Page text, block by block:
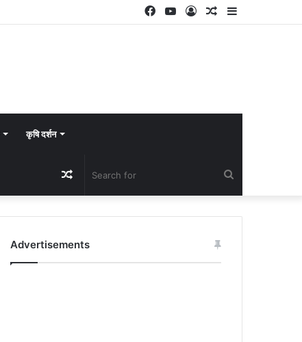
Sidebar
Random
Log
YouTube
Facebook
कृषि दर्शन
for
Random
Article
Advertisements